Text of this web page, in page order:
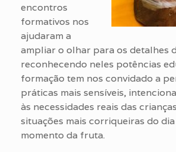
encontros
formativos nos
ajudaram a
ampliar o olhar para os detalhes
reconhecendo neles potências
formação tem nos convidado a
práticas mais sensíveis,
às necessidades reais das
situações mais corriqueiras do
momento da fruta.